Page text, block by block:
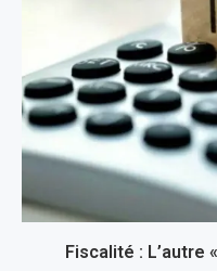
Fiscalité : L’autre